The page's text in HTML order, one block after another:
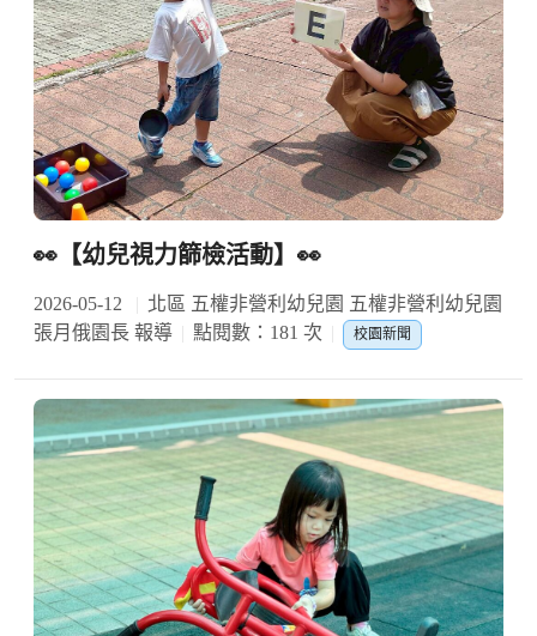
👀【幼兒視力篩檢活動】👀
2026-05-12
北區 五權非營利幼兒園 五權非營利幼兒園
張月俄園長 報導
點閱數：181 次 校園新聞